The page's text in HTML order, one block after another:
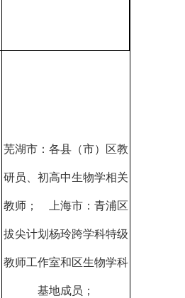
芜湖市：各县（市）区教
研员、初高中生物学相关
教师； 上海市：青浦区
拔尖计划杨玲跨学科特级
教师工作室和区生物学科
基地成员；